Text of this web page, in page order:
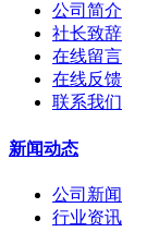
公司简介
社长致辞
在线留言
在线反馈
联系我们
新闻动态
公司新闻
行业资讯